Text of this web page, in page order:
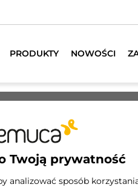
Posiadamy
PRODUKTY NOWOŚCI
Twoją prywatność
analizować sposób
Szafy